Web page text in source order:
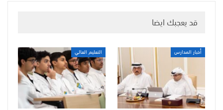
قد يعجبك ايضا
أخبار المدارس التعليم العالي